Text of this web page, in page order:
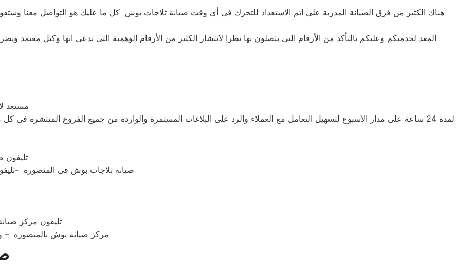
هناك الكثير من فرق الصيانة المدربة على اتم الاستعداد للتحرك فى أى وقت صيانة ثلاجات بوش كل ما عليك هو التواصل معنا
المعد لخدمتكم وعليكم بالتأكد من الأرقام التي يتصلون بها نظرا لانتشار الكثير من الأرقام الوهمية التى تدعى انها وكيل معتمد
مستعد
لمدة 24 ساعة على مدار الأسبوع لتسهيل التعامل مع العملاء والرد على البلاغات المستمرة والواردة من جميع الفروع المنتشرة
–
– تليفون مركز
– مركز صيانة بوش بالمنصوره